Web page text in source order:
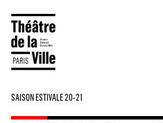
SAISON ESTIVALE 20-21